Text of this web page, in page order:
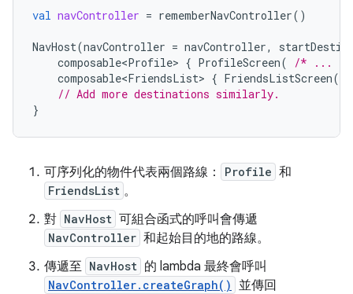
val navController = rememberNavController()
NavHost(navController = navController,
composable<Profile> { ProfileScreen(
/* ... */
composable<FriendsList> { FriendsListScreen(
// Add more destinations similarly.
}
可序列化的物件代表兩個路線： Profile 和
FriendsList 。
對 NavHost 可組合函式的呼叫會傳遞
NavController 和起始目的地的路線。
傳遞至 NavHost 的 lambda 最終會呼叫
NavController.createGraph() 並傳回